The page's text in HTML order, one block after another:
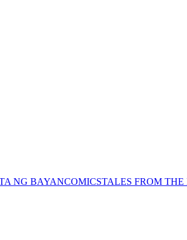
NG BAYANCOMICSTALES FROM THE